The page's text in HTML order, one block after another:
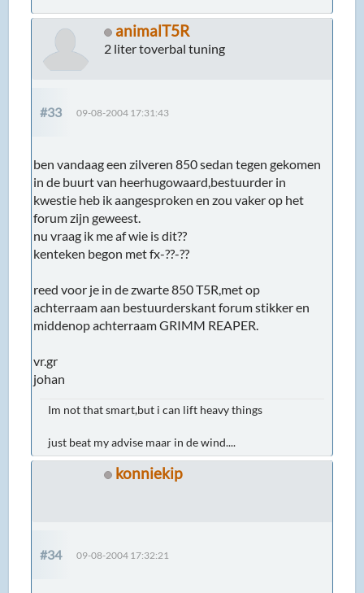
animalT5R
2 liter toverbal tuning
#33 09-08-2004 17:31:43
ben vandaag een zilveren 850 sedan tegen gekomen
in de buurt van heerhugowaard,bestuurder in
kwestie heb ik aangesproken en zou vaker op het
forum zijn geweest.
nu vraag ik me af wie is dit??
kenteken begon met fx-??-??
reed voor je in de zwarte 850 T5R,met op
achterraam aan bestuurderskant forum stikker en
middenop achterraam GRIMM REAPER.
vr.gr
johan
Im not that smart,but i can lift heavy things
just beat my advise maar in de wind....
konniekip
#34 09-08-2004 17:32:21